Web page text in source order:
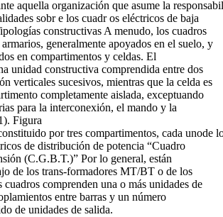
aquella organización que asume la
sobr e los cuadr os eléctricos de baja
constructivas A menudo, los cuadros
generalmente apoyados en el suelo, y
en compartimentos y celdas. El
unidad constructiva comprendida entre dos
verticales sucesivos, mientras que la celda es
completamente aislada, exceptuando
para la interconexión, el mando y la
Figura
por tres compartimentos, cada unode
de distribución de potencia “Cuadro
(C.G.B.T.)” Por lo general, están
de los trans-formadores MT/BT o de los
cuadros comprenden una o más unidades de
entre barras y un número
de unidades de salida.